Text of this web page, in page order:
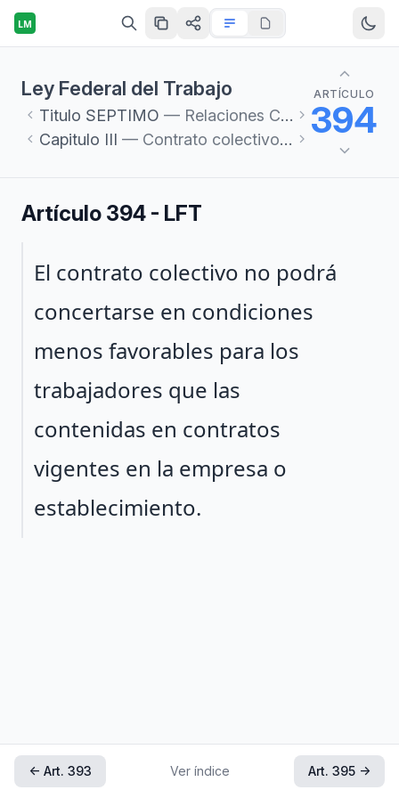
LM
Ley Federal del Trabajo
Titulo SEPTIMO — Relaciones Colectivas de Trabajo
Capitulo III — Contrato colectivo de trabajo
ARTÍCULO
394
Artículo 394 - LFT
Párrafo 1
El contrato colectivo no podrá
concertarse en condiciones
menos favorables para los
trabajadores que las
contenidas en contratos
vigentes en la empresa o
establecimiento.
← Art. 393 Ver índice Art. 395 →